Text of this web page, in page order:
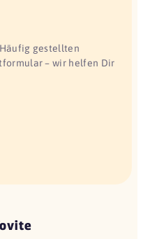
gestellten
– wir helfen Dir